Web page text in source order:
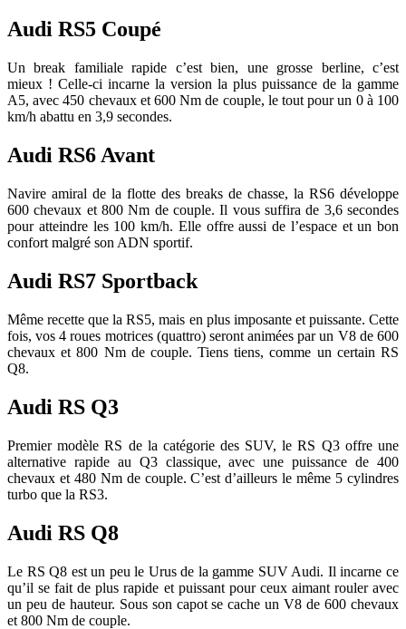
Audi RS5 Coupé
Un break familiale rapide c’est bien, une grosse berline, c’est
mieux ! Celle-ci incarne la version la plus puissance de la gamme
A5, avec 450 chevaux et 600 Nm de couple, le tout pour un 0 à 100
km/h abattu en 3,9 secondes.
Audi RS6 Avant
Navire amiral de la flotte des breaks de chasse, la RS6 développe
600 chevaux et 800 Nm de couple. Il vous suffira de 3,6 secondes
pour atteindre les 100 km/h. Elle offre aussi de l’espace et un bon
confort malgré son ADN sportif.
Audi RS7 Sportback
Même recette que la RS5, mais en plus imposante et puissante. Cette
fois, vos 4 roues motrices (quattro) seront animées par un V8 de 600
chevaux et 800 Nm de couple. Tiens tiens, comme un certain RS
Q8.
Audi RS Q3
Premier modèle RS de la catégorie des SUV, le RS Q3 offre une
alternative rapide au Q3 classique, avec une puissance de 400
chevaux et 480 Nm de couple. C’est d’ailleurs le même 5 cylindres
turbo que la RS3.
Audi RS Q8
Le RS Q8 est un peu le Urus de la gamme SUV Audi. Il incarne ce
qu’il se fait de plus rapide et puissant pour ceux aimant rouler avec
un peu de hauteur. Sous son capot se cache un V8 de 600 chevaux
et 800 Nm de couple.